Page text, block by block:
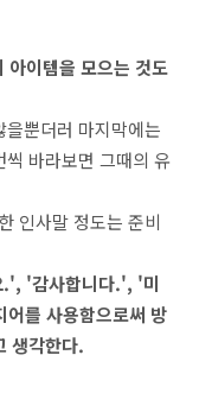
아이템을 모으는 것도
뿐더러 마지막에는
바라보면 그때의 유
인사말 정도는 준비
.', '감사합니다.', '미
를 사용함으로써 방
생각한다.